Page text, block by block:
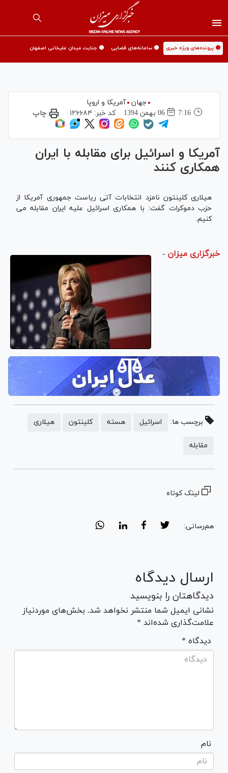
🟡 پرونده‌های ویژه خبری 🟡 سامانه‌های قضایی 🟡 جنایت میدان علیخانی اصفهان
جهان
آمریکا و اروپا
7:16
06 بهمن 1394 کد خبر:۱۲۶۶۸۴ چاپ
آمریکا و اسرائیل برای مقابله با ایران
همکاری کنند
هیلاری کلینتون نامزد انتخابات آتی ریاست جمهوری آمریکا از
حزب دموکرات گفت: با همکاری اسرائیل علیه ایران مقابله می
کنیم.
خبرگزاری میزان -
برچسب ها: اسرائیل هسته کلینتون هیلاری
مقابله
لینک کوتاه
هم‌رسانی:
ارسال دیدگاه
دیدگاهتان را بنویسید
نشانی ایمیل شما منتشر نخواهد شد. بخش‌های موردنیاز
علامت‌گذاری شده‌اند *
* دیدگاه
نام